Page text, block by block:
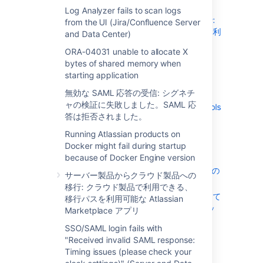
Log Analyzer fails to scan logs
from the UI (Jira/Confluence Server
and Data Center)
ORA-04031 unable to allocate X
bytes of shared memory when
starting application
無効な SAML 応答の受信: シグネチ
ャの検証に失敗しました。SAML 応
答は拒否されました。
Running Atlassian products on
Docker might fail during startup
because of Docker Engine version
サーバー製品からクラウド製品への
移行: クラウド製品で利用できる、
移行パスを利用可能な Atlassian
Marketplace アプリ
SSO/SAML login fails with
"Received invalid SAML response:
Timing issues (please check your
Docker Engine version
サーバー製品からクラウド製品への移行:
クラウド製品で利用できる、移行パスを利
SSO/SAML login fails with "Received
invalid SAML response: Timing issues
(please check your clock settings)"
(Server and Data Center)
Support requests from the Support Tools
Plugin take a very long time to hit
support.atlassian.com
Test disk access speed for a Java
application
Data Center インスタンスで DC 非互換の
アプリを使用する
サードパーティの認証システムを使用して
いるときに、アイドル時にユーザー セッ
Wrong time zone values for Caracas
Venezuela